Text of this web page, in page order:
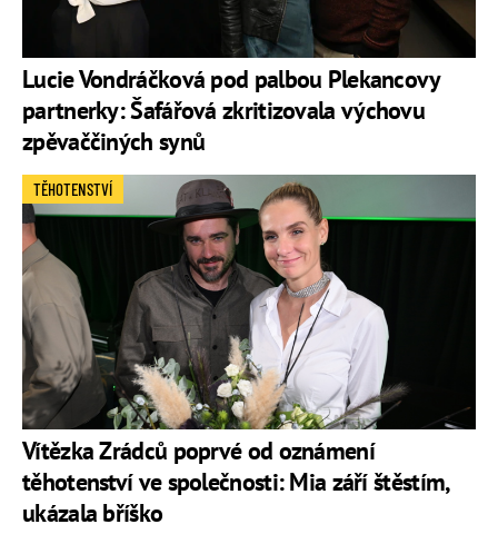
Lucie Vondráčková pod palbou Plekancovy
partnerky: Šafářová zkritizovala výchovu
zpěvaččiných synů
Vítězka Zrádců poprvé od oznámení
těhotenství ve společnosti: Mia září štěstím,
ukázala bříško
TĚHOTENSTVÍ